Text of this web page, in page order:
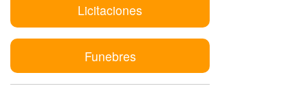
Licitaciones
Funebres